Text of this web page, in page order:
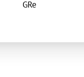
GRe